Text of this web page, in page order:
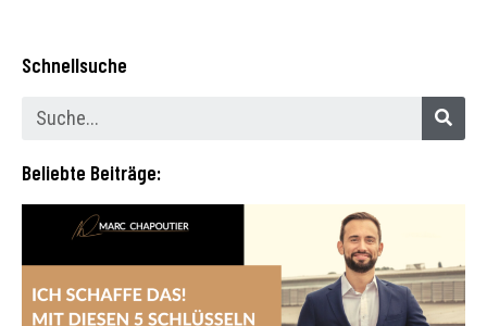
Schnellsuche
Beliebte Beiträge: